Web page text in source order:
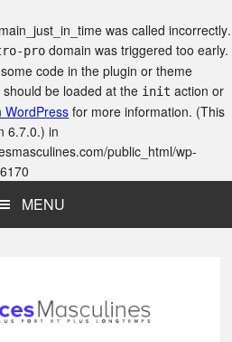
was called incorrectly.
pro domain was triggered too early.
code in the plugin or theme
be loaded at the init action or
WordPress for more information. (This
6.7.0.) in
public_html/wp-
6170
MENU